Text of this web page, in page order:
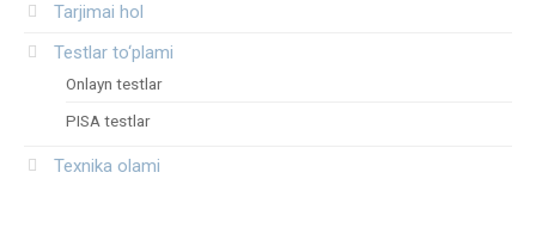
Tarjimai hol
Testlar to‘plami
Onlayn testlar
PISA testlar
Texnika olami